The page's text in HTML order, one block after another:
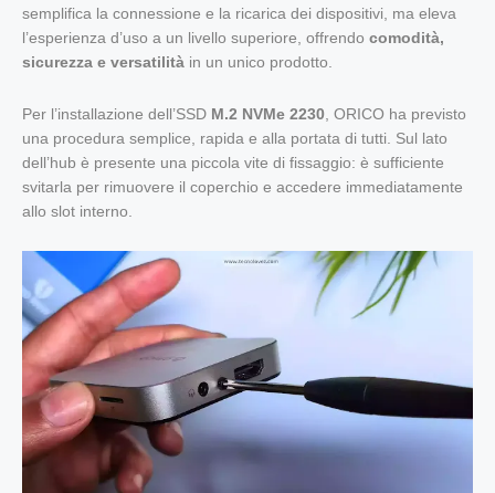
semplifica la connessione e la ricarica dei dispositivi, ma eleva
l’esperienza d’uso a un livello superiore, offrendo comodità,
sicurezza e versatilità in un unico prodotto.
Per l’installazione dell’SSD M.2 NVMe 2230, ORICO ha previsto
una procedura semplice, rapida e alla portata di tutti. Sul lato
dell’hub è presente una piccola vite di fissaggio: è sufficiente
svitarla per rimuovere il coperchio e accedere immediatamente
allo slot interno.